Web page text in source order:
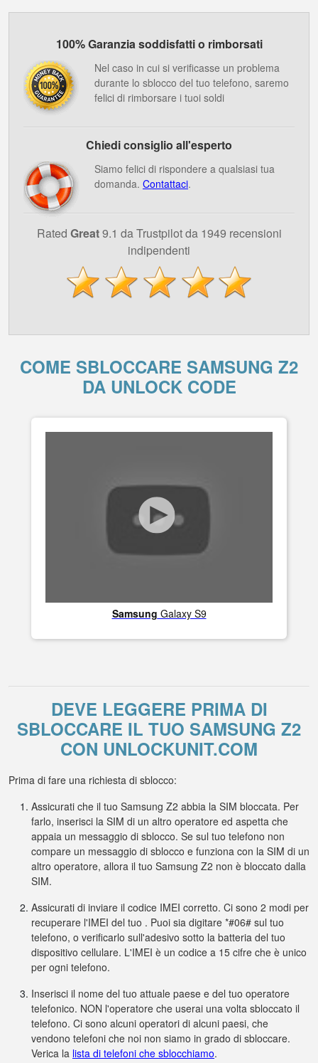
100% Garanzia soddisfatti o rimborsati
Nel caso in cui si verificasse un problema
durante lo sblocco del tuo telefono, saremo
felici di rimborsare i tuoi soldi
Chiedi consiglio all'esperto
Siamo felici di rispondere a qualsiasi tua
domanda. Contattaci.
Rated Great9.1 da Trustpilot da 1949 recensioni
indipendenti
COME SBLOCCARE SAMSUNG Z2
DA UNLOCK CODE
Samsung Galaxy S9
DEVE LEGGERE PRIMA DI
SBLOCCARE IL TUO SAMSUNG Z2
CON UNLOCKUNIT.COM
Prima di fare una richiesta di sblocco:
Assicurati che il tuo Samsung Z2 abbia la SIM bloccata. Per
farlo, inserisci la SIM di un altro operatore ed aspetta che
appaia un messaggio di sblocco. Se sul tuo telefono non
compare un messaggio di sblocco e funziona con la SIM di un
altro operatore, allora il tuo Samsung Z2 non è bloccato dalla
SIM.
Assicurati di inviare il codice IMEI corretto. Ci sono 2 modi per
recuperare l'IMEI del tuo . Puoi sia digitare *#06# sul tuo
telefono, o verificarlo sull'adesivo sotto la batteria del tuo
dispositivo cellulare. L'IMEI è un codice a 15 cifre che è unico
per ogni telefono.
Inserisci il nome del tuo attuale paese e del tuo operatore
telefonico. NON l'operatore che userai una volta sbloccato il
telefono. Ci sono alcuni operatori di alcuni paesi, che
vendono telefoni che noi non siamo in grado di sbloccare.
Verica la lista di telefoni che sblocchiamo.